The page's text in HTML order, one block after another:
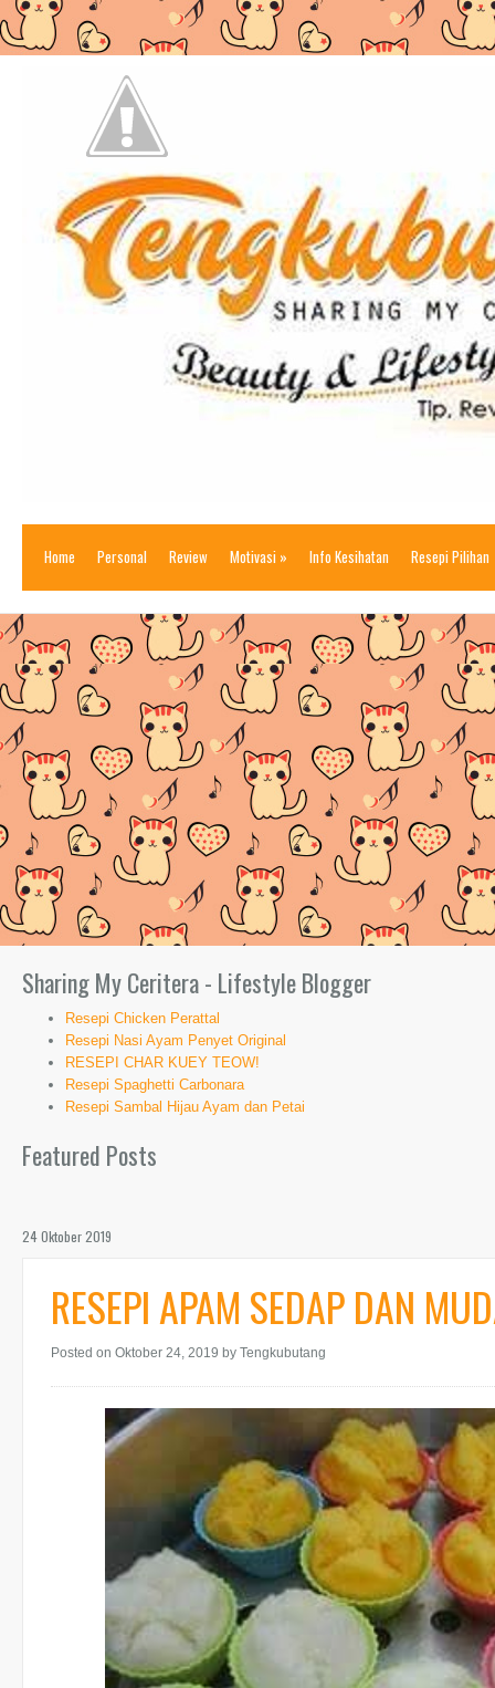
Home Personal Review Motivasi » Info Kesihatan Resepi Pilihan
Sharing My Ceritera - Lifestyle Blogger
Resepi Chicken Perattal
Resepi Nasi Ayam Penyet Original
RESEPI CHAR KUEY TEOW!
Resepi Spaghetti Carbonara
Resepi Sambal Hijau Ayam dan Petai
Featured Posts
24 Oktober 2019
RESEPI APAM SEDAP DAN
Posted on Oktober 24, 2019 by Tengkubutang